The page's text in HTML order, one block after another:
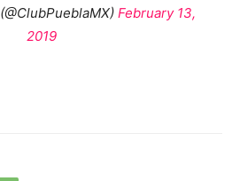
(@ClubPueblaMX) February 13,
2019